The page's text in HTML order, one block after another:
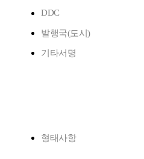
DDC
발행국(도시)
기타서명
형태사항